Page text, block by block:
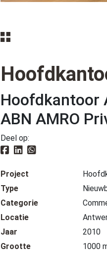
Hoofdkantoor
ABN AMRO
Deel op:
Project
Type
Categorie
Locatie
Jaar
2010
Grootte
1000